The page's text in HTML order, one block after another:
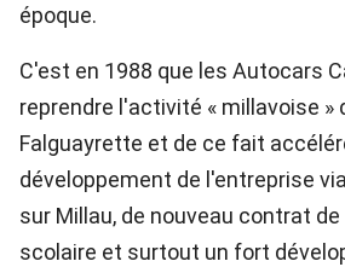
époque.
C'est en 1988 que les Autocars
reprendre l'activité « millavoise »
Falguayrette et de ce fait
développement de l'entreprise
sur Millau, de nouveau contrat
scolaire et surtout un fort